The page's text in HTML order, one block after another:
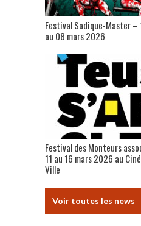
Festival Sadique-Master
au 08 mars 2026
Festival des Monteurs
11 au 16 mars 2026 au
Ville
Voir toutes les news